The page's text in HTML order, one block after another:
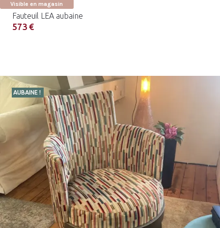
Visible en magasin
Fauteuil LEA aubaine
573 €
AUBAINE !